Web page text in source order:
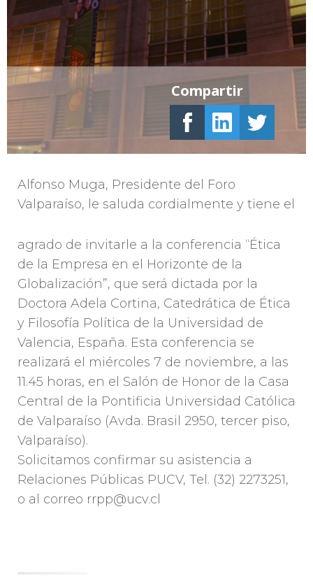
Alfonso Muga, Presidente del Foro
Valparaíso, le saluda cordialmente y tiene el
agrado de invitarle a la conferencia “Ética
de la Empresa en el Horizonte de la
Globalización”, que será dictada por la
Doctora Adela Cortina, Catedrática de Ética
y Filosofía Política de la Universidad de
Valencia, España. Esta conferencia se
realizará el miércoles 7 de noviembre, a las
11.45 horas, en el Salón de Honor de la Casa
Central de la Pontificia Universidad Católica
de Valparaíso (Avda. Brasil 2950, tercer piso,
Valparaíso).
Solicitamos confirmar su asistencia a
Relaciones Públicas PUCV, Tel. (32) 2273251,
o al correo rrpp@ucv.cl
Compartir